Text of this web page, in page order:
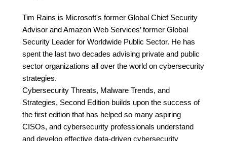
Tim Rains is Microsoft's former Global Chief Security
Advisor and Amazon Web Services’ former Global
Security Leader for Worldwide Public Sector. He has
spent the last two decades advising private and public
sector organizations all over the world on cybersecurity
strategies.
Cybersecurity Threats, Malware Trends, and
Strategies, Second Edition builds upon the success of
the first edition that has helped so many aspiring
CISOs, and cybersecurity professionals understand
and develop effective data-driven cybersecurity